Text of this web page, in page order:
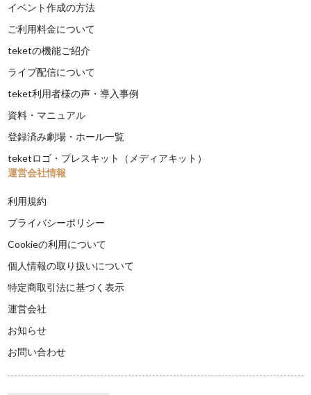
イベント作成の方法
ご利用料金について
teketの機能ご紹介
ライブ配信について
teket利用者様の声・導入事例
資料・マニュアル
登録済み劇場・ホール一覧
teketロゴ・プレスキット（メディアキット）
運営会社情報
利用規約
プライバシーポリシー
Cookieの利用について
個人情報の取り扱いについて
特定商取引法に基づく表示
運営会社
お知らせ
お問い合わせ